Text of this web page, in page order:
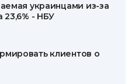
украинцами из-за
23,6% - НБУ
клиентов о